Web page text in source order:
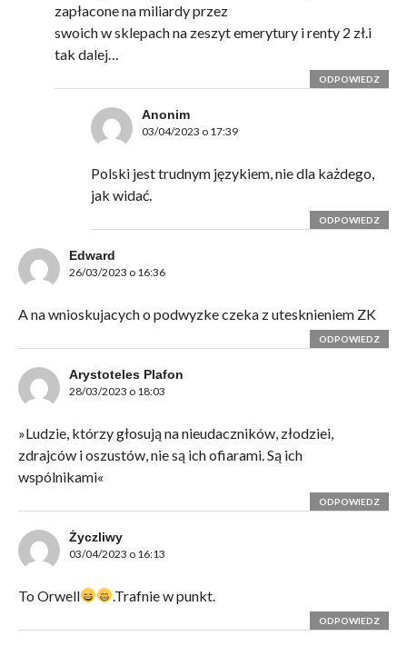
zapłacone na miliardy przez
swoich w sklepach na zeszyt emerytury i renty 2 zł.i
tak dalej…
ODPOWIEDZ
Anonim
03/04/2023 o 17:39
Polski jest trudnym językiem, nie dla każdego,
jak widać.
ODPOWIEDZ
Edward
26/03/2023 o 16:36
A na wnioskujacych o podwyzke czeka z utesknieniem ZK
ODPOWIEDZ
Arystoteles Plafon
28/03/2023 o 18:03
»Ludzie, którzy głosują na nieudaczników, złodziei,
zdrajców i oszustów, nie są ich ofiarami. Są ich
wspólnikami«
ODPOWIEDZ
Życzliwy
03/04/2023 o 16:13
To Orwell .Trafnie w punkt.
ODPOWIEDZ